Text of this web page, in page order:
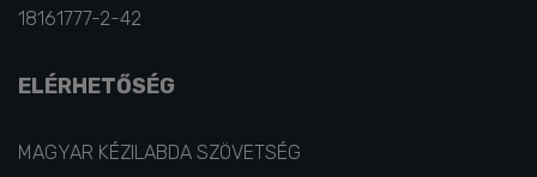
18161777-2-42
ELÉRHETŐSÉG
MAGYAR KÉZILABDA SZÖVETSÉG